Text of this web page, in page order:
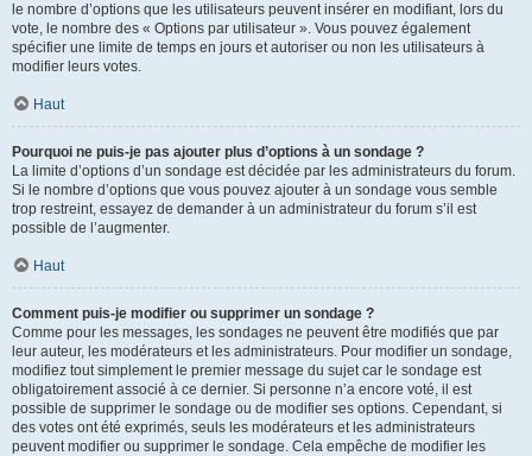
le nombre d’options que les utilisateurs peuvent insérer en modifiant, lors du
vote, le nombre des « Options par utilisateur ». Vous pouvez également
spécifier une limite de temps en jours et autoriser ou non les utilisateurs à
modifier leurs votes.
Haut
Pourquoi ne puis-je pas ajouter plus d’options à un sondage ?
La limite d’options d’un sondage est décidée par les administrateurs du forum.
Si le nombre d’options que vous pouvez ajouter à un sondage vous semble
trop restreint, essayez de demander à un administrateur du forum s’il est
possible de l’augmenter.
Haut
Comment puis-je modifier ou supprimer un sondage ?
Comme pour les messages, les sondages ne peuvent être modifiés que par
leur auteur, les modérateurs et les administrateurs. Pour modifier un sondage,
modifiez tout simplement le premier message du sujet car le sondage est
obligatoirement associé à ce dernier. Si personne n’a encore voté, il est
possible de supprimer le sondage ou de modifier ses options. Cependant, si
des votes ont été exprimés, seuls les modérateurs et les administrateurs
peuvent modifier ou supprimer le sondage. Cela empêche de modifier les